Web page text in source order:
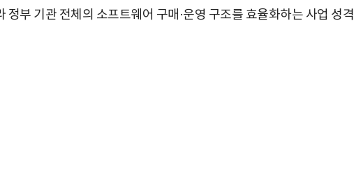
부 기관 전체의 소프트웨어 구매·운영 구조를 효율화하는 사업 성격